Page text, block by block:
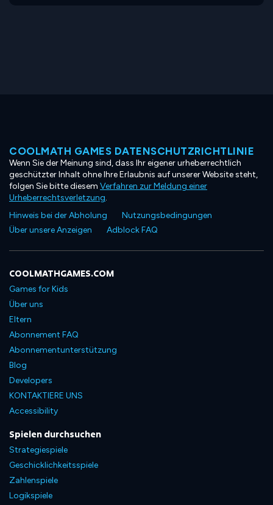
COOLMATH GAMES DATENSCHUTZRICHTLINIE
Wenn Sie der Meinung sind, dass Ihr eigener urheberrechtlich
geschützter Inhalt ohne Ihre Erlaubnis auf unserer Website steht,
folgen Sie bitte diesem Verfahren zur Meldung einer
Urheberrechtsverletzung.
Hinweis bei der Abholung
Nutzungsbedingungen
Über unsere Anzeigen
Adblock FAQ
COOLMATHGAMES.COM
Games for Kids
Über uns
Eltern
Abonnement FAQ
Abonnementunterstützung
Blog
Developers
KONTAKTIERE UNS
Accessibility
Spielen durchsuchen
Strategiespiele
Geschicklichkeitsspiele
Zahlenspiele
Logikspiele